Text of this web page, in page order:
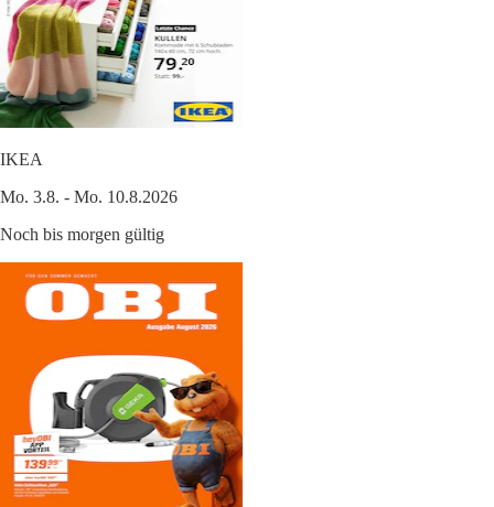
IKEA
Mo. 3.8. - Mo. 10.8.2026
Noch bis morgen gültig